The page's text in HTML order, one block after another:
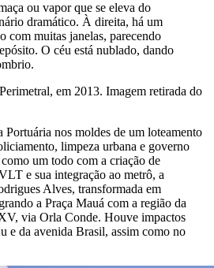
ou vapor que se eleva do
dramático. À direita, há um
com muitas janelas, parecendo
O céu está nublado, dando
em 2013. Imagem retirada do
Portuária nos moldes de um loteamento
limpeza urbana e governo
um todo com a criação de
e sua integração ao metrô, a
Alves, transformada em
a Praça Mauá com a região da
via Orla Conde. Houve impactos
e da avenida Brasil, assim como no